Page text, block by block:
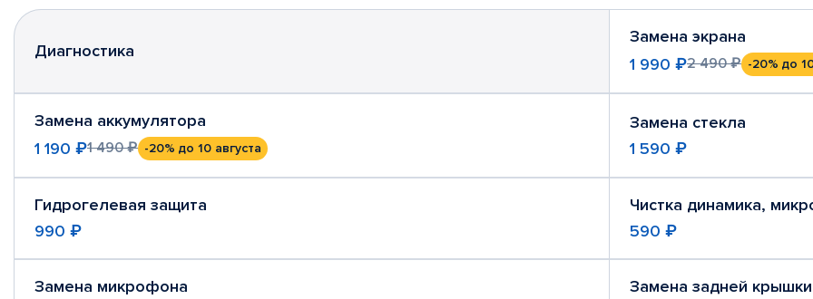
Диагностика
Замена экрана
1 990 ₽2 490 ₽ -20% до
Замена аккумулятора
1 190 ₽1 490 ₽ -20% до 10 августа
Замена стекла
1 590 ₽
Гидрогелевая защита
990 ₽
Чистка динамика,
590 ₽
Замена микрофона
Замена задней крышки